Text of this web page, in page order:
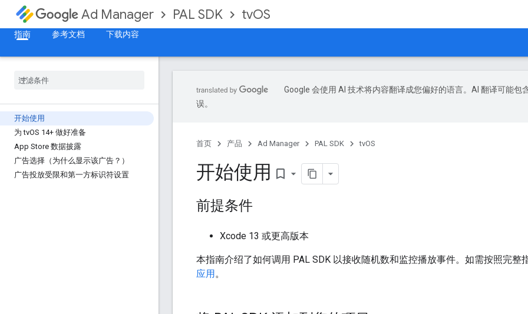
Ad Manager PAL SDK tvOS
指南 参考文档 下载内容
开始使用
为 tvOS 14+ 做好准备
App Store 数据披露
广告选择（为什么显示该广告？）
广告投放受限和第一方标识符设置
Google 会使用 AI 技术将内容翻译成您偏好的语言。AI 翻译可能包
误。
首页 产品 Ad Manager PAL SDK tvOS
开始使用 bookmark_border
前提条件
Xcode 13 或更高版本
本指南介绍了如何调用 PAL SDK 以接收随机数和监控播放事件。如需按照完整
应用。